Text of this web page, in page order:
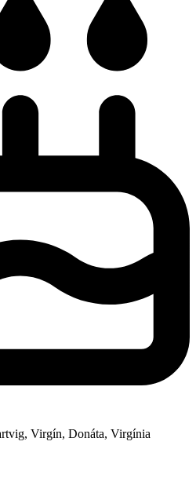
Virgín, Donáta, Virgínia